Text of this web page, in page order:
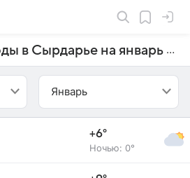
Прогноз погоды в Сырдарье на январь 2026 года
Январь
+6°
Ночью: 0°